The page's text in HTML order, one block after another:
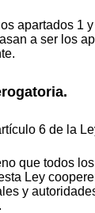
apartados 1 y
a ser los
6 de la
que todos
Ley
y